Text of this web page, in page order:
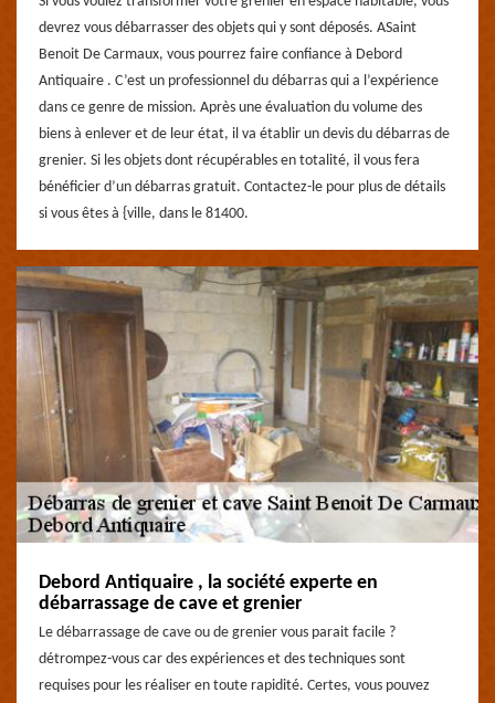
devrez vous débarrasser des objets qui y sont déposés. ASaint
Benoit De Carmaux, vous pourrez faire confiance à Debord
Antiquaire . C’est un professionnel du débarras qui a l’expérience
dans ce genre de mission. Après une évaluation du volume des
biens à enlever et de leur état, il va établir un devis du débarras de
grenier. Si les objets dont récupérables en totalité, il vous fera
bénéficier d’un débarras gratuit. Contactez-le pour plus de détails
si vous êtes à {ville, dans le 81400.
Debord Antiquaire , la société experte en
débarrassage de cave et grenier
Le débarrassage de cave ou de grenier vous parait facile ?
détrompez-vous car des expériences et des techniques sont
requises pour les réaliser en toute rapidité. Certes, vous pouvez